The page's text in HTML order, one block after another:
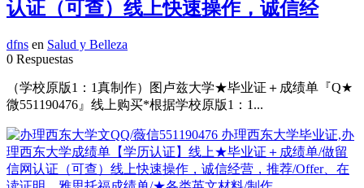
认证（可查）线上快速操作，诚信经
dfns en Salud y Belleza
0 Respuestas
（学校原版1：1真制作）图卢兹大学★毕业证＋成绩单『Q★
微551190476』线上购买*根据学校原版1：1...